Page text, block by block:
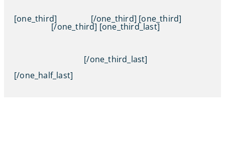
[one_third] [/one_third] [one_third]
[/one_third] [one_third_last]
[/one_third_last]
[/one_half_last]